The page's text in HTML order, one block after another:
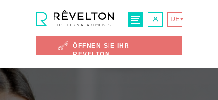
ÖFFNEN SIE IHR
REVELTON
DE